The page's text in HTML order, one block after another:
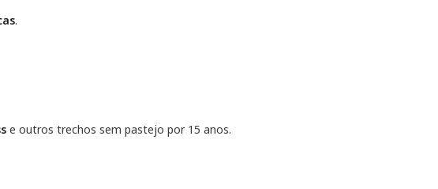
.
e outros trechos sem pastejo por 15 anos.